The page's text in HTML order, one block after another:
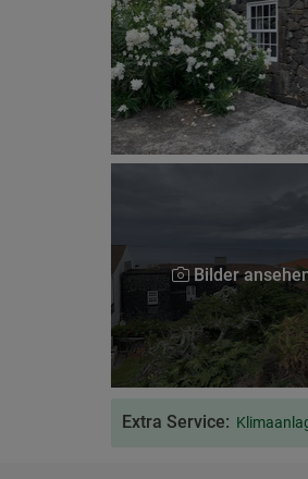
Bilder
Extra Service: